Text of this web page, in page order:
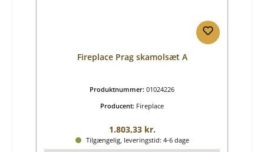
Fireplace Prag skamolsæt A
Produktnummer: 01024226
Producent: Fireplace
Almindelig pris:
1.803,33 kr.
Tilgængelig, leveringstid: 4-6 dage